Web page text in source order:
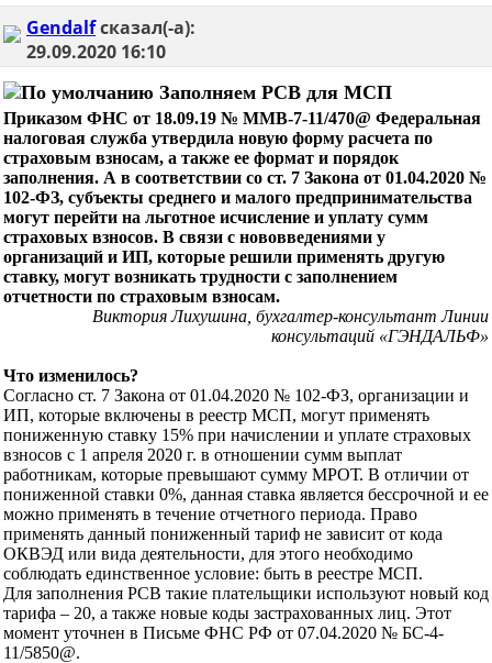
Gendalfсказал(-а):
29.09.2020 16:10
Заполняем РСВ для МСП
Приказом ФНС от 18.09.19 № ММВ-7-11/470@ Федеральная
налоговая служба утвердила новую форму расчета по
страховым взносам, а также ее формат и порядок
заполнения. А в соответствии со ст. 7 Закона от 01.04.2020 №
102-ФЗ, субъекты среднего и малого предпринимательства
могут перейти на льготное исчисление и уплату сумм
страховых взносов. В связи с нововведениями у
организаций и ИП, которые решили применять другую
ставку, могут возникать трудности с заполнением
отчетности по страховым взносам.
Виктория Лихушина, бухгалтер-консультант Линии
консультаций «ГЭНДАЛЬФ»
Что изменилось?
Согласно ст. 7 Закона от 01.04.2020 № 102-ФЗ, организации и
ИП, которые включены в реестр МСП, могут применять
пониженную ставку 15% при начислении и уплате страховых
взносов с 1 апреля 2020 г. в отношении сумм выплат
работникам, которые превышают сумму МРОТ. В отличии от
пониженной ставки 0%, данная ставка является бессрочной и ее
можно применять в течение отчетного периода. Право
применять данный пониженный тариф не зависит от кода
ОКВЭД или вида деятельности, для этого необходимо
соблюдать единственное условие: быть в реестре МСП.
Для заполнения РСВ такие плательщики используют новый код
тарифа – 20, а также новые коды застрахованных лиц. Этот
момент уточнен в Письме ФНС РФ от 07.04.2020 № БС-4-
11/5850@.